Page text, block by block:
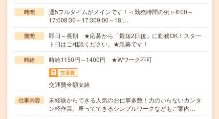
時間
週5フルタイムがメインです！＜勤務時間の例＞8:00～
17:008:30～17:309:00～18:…
期間
即日～長期 ★応募から「最短2日後」に勤務OK！スター
ト日はご相談ください。★急募です！
時給 時給1150円～1400円 ★Wワーク不可
交通費
交通費全額支給
仕事内容
未経験からできる人気のお仕事多数！力のいらないカンタ
ン軽作業、座ってできるシンプルワークなどもご案内…